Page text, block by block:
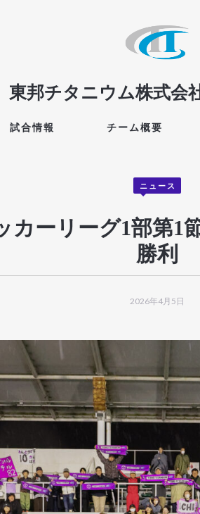
東邦チタニウム株式会
試合情報 チーム概要
ニュース
カーリーグ1部
勝利
2026年4月5日